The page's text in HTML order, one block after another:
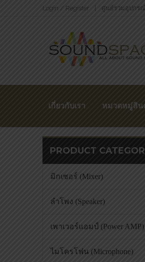
Login / Register ศูนย์รวมอุปกรณ์
เกี่ยวกับเรา หมวดหมู่สิน
PRODUCT
มิกเซอร์ (Mixer)
ลำโพง (Speaker)
เพาเวอร์แอมป์ (Power AMP)
ไมโครโฟน (Microphone)